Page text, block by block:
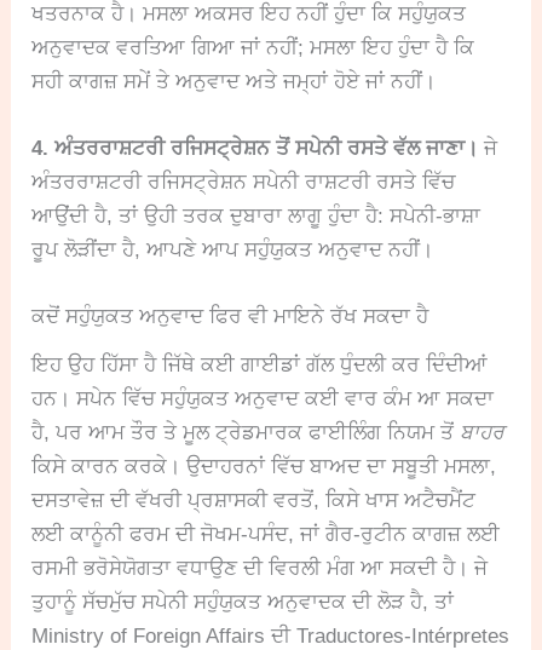
ਖਤਰਨਾਕ ਹੈ। ਮਸਲਾ ਅਕਸਰ ਇਹ ਨਹੀਂ ਹੁੰਦਾ ਕਿ ਸਹੁੰਯੁਕਤ
ਅਨੁਵਾਦਕ ਵਰਤਿਆ ਗਿਆ ਜਾਂ ਨਹੀਂ; ਮਸਲਾ ਇਹ ਹੁੰਦਾ ਹੈ ਕਿ
ਸਹੀ ਕਾਗਜ਼ ਸਮੇਂ ਤੇ ਅਨੁਵਾਦ ਅਤੇ ਜਮ੍ਹਾਂ ਹੋਏ ਜਾਂ ਨਹੀਂ।
4. ਅੰਤਰਰਾਸ਼ਟਰੀ ਰਜਿਸਟ੍ਰੇਸ਼ਨ ਤੋਂ ਸਪੇਨੀ ਰਸਤੇ ਵੱਲ ਜਾਣਾ। ਜੇ
ਅੰਤਰਰਾਸ਼ਟਰੀ ਰਜਿਸਟ੍ਰੇਸ਼ਨ ਸਪੇਨੀ ਰਾਸ਼ਟਰੀ ਰਸਤੇ ਵਿੱਚ
ਆਉਂਦੀ ਹੈ, ਤਾਂ ਉਹੀ ਤਰਕ ਦੁਬਾਰਾ ਲਾਗੂ ਹੁੰਦਾ ਹੈ: ਸਪੇਨੀ-ਭਾਸ਼ਾ
ਰੂਪ ਲੋੜੀਂਦਾ ਹੈ, ਆਪਣੇ ਆਪ ਸਹੁੰਯੁਕਤ ਅਨੁਵਾਦ ਨਹੀਂ।
ਕਦੋਂ ਸਹੁੰਯੁਕਤ ਅਨੁਵਾਦ ਫਿਰ ਵੀ ਮਾਇਨੇ ਰੱਖ ਸਕਦਾ ਹੈ
ਇਹ ਉਹ ਹਿੱਸਾ ਹੈ ਜਿੱਥੇ ਕਈ ਗਾਈਡਾਂ ਗੱਲ ਧੁੰਦਲੀ ਕਰ ਦਿੰਦੀਆਂ
ਹਨ। ਸਪੇਨ ਵਿੱਚ ਸਹੁੰਯੁਕਤ ਅਨੁਵਾਦ ਕਈ ਵਾਰ ਕੰਮ ਆ ਸਕਦਾ
ਹੈ, ਪਰ ਆਮ ਤੌਰ ਤੇ ਮੂਲ ਟ੍ਰੇਡਮਾਰਕ ਫਾਈਲਿੰਗ ਨਿਯਮ ਤੋਂ ਬਾਹਰ
ਕਿਸੇ ਕਾਰਨ ਕਰਕੇ। ਉਦਾਹਰਨਾਂ ਵਿੱਚ ਬਾਅਦ ਦਾ ਸਬੂਤੀ ਮਸਲਾ,
ਦਸਤਾਵੇਜ਼ ਦੀ ਵੱਖਰੀ ਪ੍ਰਸ਼ਾਸਕੀ ਵਰਤੋਂ, ਕਿਸੇ ਖਾਸ ਅਟੈਚਮੈਂਟ
ਲਈ ਕਾਨੂੰਨੀ ਫਰਮ ਦੀ ਜੋਖਮ-ਪਸੰਦ, ਜਾਂ ਗੈਰ-ਰੁਟੀਨ ਕਾਗਜ਼ ਲਈ
ਰਸਮੀ ਭਰੋਸੇਯੋਗਤਾ ਵਧਾਉਣ ਦੀ ਵਿਰਲੀ ਮੰਗ ਆ ਸਕਦੀ ਹੈ। ਜੇ
ਤੁਹਾਨੂੰ ਸੱਚਮੁੱਚ ਸਪੇਨੀ ਸਹੁੰਯੁਕਤ ਅਨੁਵਾਦਕ ਦੀ ਲੋੜ ਹੈ, ਤਾਂ
Ministry of Foreign Affairs ਦੀ Traductores-Intérpretes